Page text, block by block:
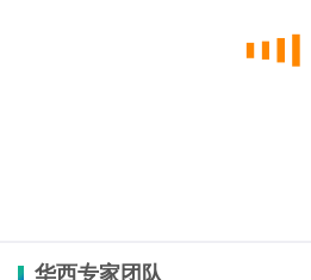
华西专家团队